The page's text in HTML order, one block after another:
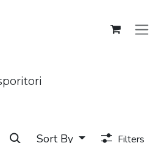
Sort By Filters